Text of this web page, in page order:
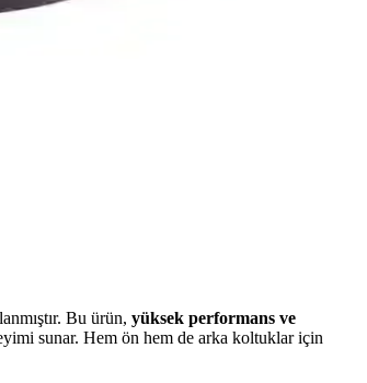
Bu ürün, yüksek performans ve
sunar. Hem ön hem de arka koltuklar için